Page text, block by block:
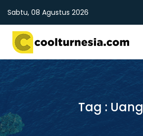
Sabtu, 08 Agustus 2026
Tag : Uang